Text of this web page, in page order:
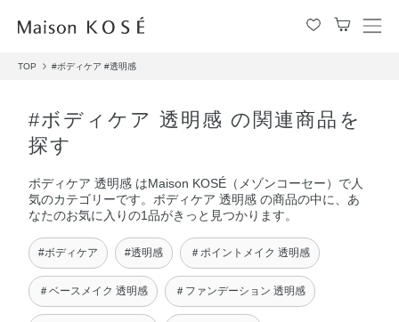
メ
TOP #ボディケア #透明感
#ボディケア 透明感 の関連商品を
探す
ボディケア 透明感 はMaison KOSÉ（メゾンコーセー）で人
気のカテゴリーです。ボディケア 透明感 の商品の中に、あ
なたのお気に入りの1品がきっと見つかります。
#ボディケア #透明感 ＃ポイントメイク 透明感
＃ベースメイク 透明感 ＃ファンデーション 透明感